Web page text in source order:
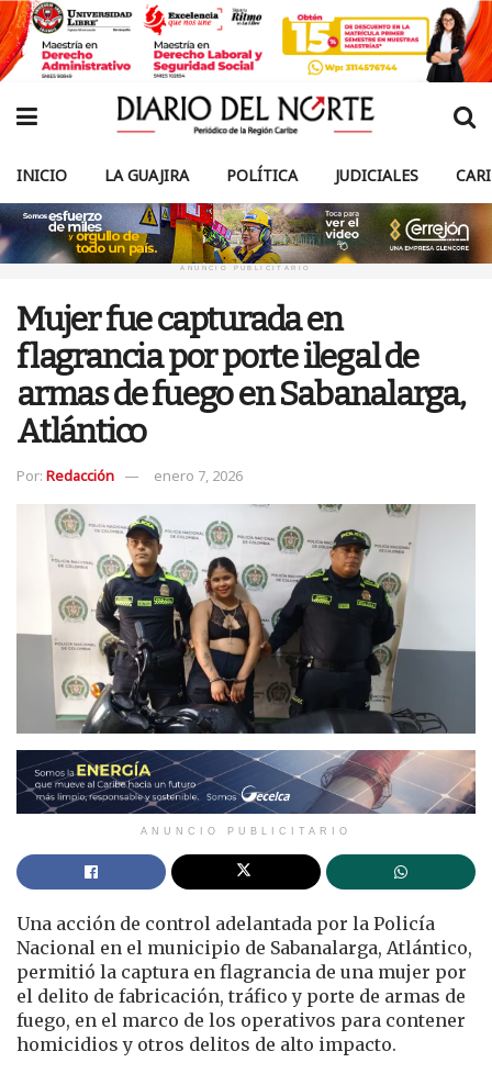
INICIO LA GUAJIRA POLÍTICA JUDICIALES
ANUNCIO PUBLICITARIO
Mujer fue capturada en
flagrancia por porte ilegal de
armas de fuego en Sabanalarga,
Atlántico
Por: Redacción enero 7, 2026
ANUNCIO PUBLICITARIO
Una acción de control adelantada por la Policía
Nacional en el municipio de Sabanalarga, Atlántico,
permitió la captura en flagrancia de una mujer por
el delito de fabricación, tráfico y porte de armas de
fuego, en el marco de los operativos para contener
homicidios y otros delitos de alto impacto.